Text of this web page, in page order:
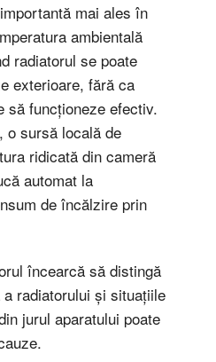
mai ales în
ambientală
radiatorul se poate
exterioare, fără ca
să funcționeze efectiv.
o sursă locală de
ridicată din cameră
automat la
de încălzire prin
încearcă să distingă
radiatorului și situațiile
jurul aparatului poate